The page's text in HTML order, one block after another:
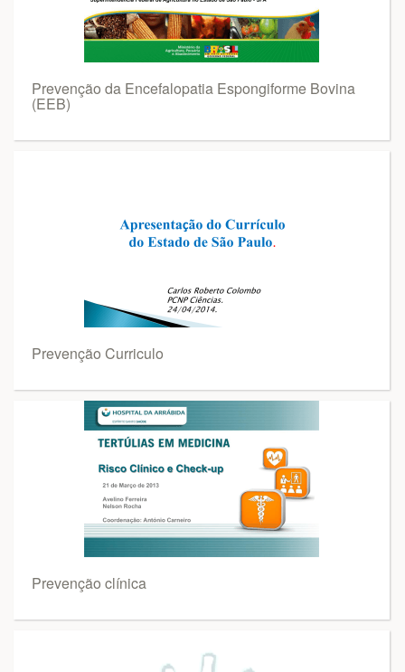
Prevenção da Encefalopatia Espongiforme Bovina
(EEB)
Prevenção Curriculo
Prevenção clínica